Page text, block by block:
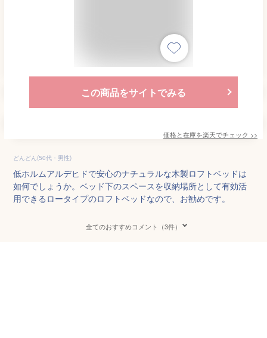
この商品をサイトでみる
価格と在庫を楽天でチェック >>
どんどん(50代・男性)
低ホルムアルデヒドで安心のナチュラルな木製ロフトベッドは
如何でしょうか。ベッド下のスペースを収納場所として有効活
用できるロータイプのロフトベッドなので、お勧めです。
全てのおすすめコメント（3件）